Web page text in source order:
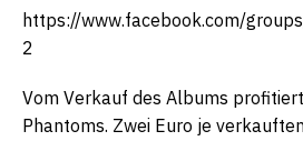
https://www.facebook.com/
2
Vom Verkauf des Albums
Phantoms. Zwei Euro je